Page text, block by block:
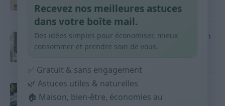
9 avril 2026
Produits ménagers : comment économiser en
courses sans acheter 10 sprays
Budget mensuel : méthode rapide pour
répartir son salaire dès le jour de paie
Recevez nos meilleures astuces
dans votre boîte mail.
Des idées simples pour économiser, mieux
consommer et prendre soin de vous.
✅ Gratuit & sans engagement
🌿 Astuces utiles & naturelles
🏠 Maison, bien-être, économies au